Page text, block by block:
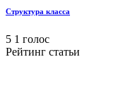
Структура класса
5 1 голос
Рейтинг статьи